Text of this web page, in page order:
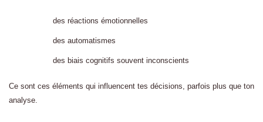
des réactions émotionnelles
des automatismes
des biais cognitifs souvent inconscients
Ce sont ces éléments qui influencent tes décisions, parfois plus que ton
analyse.